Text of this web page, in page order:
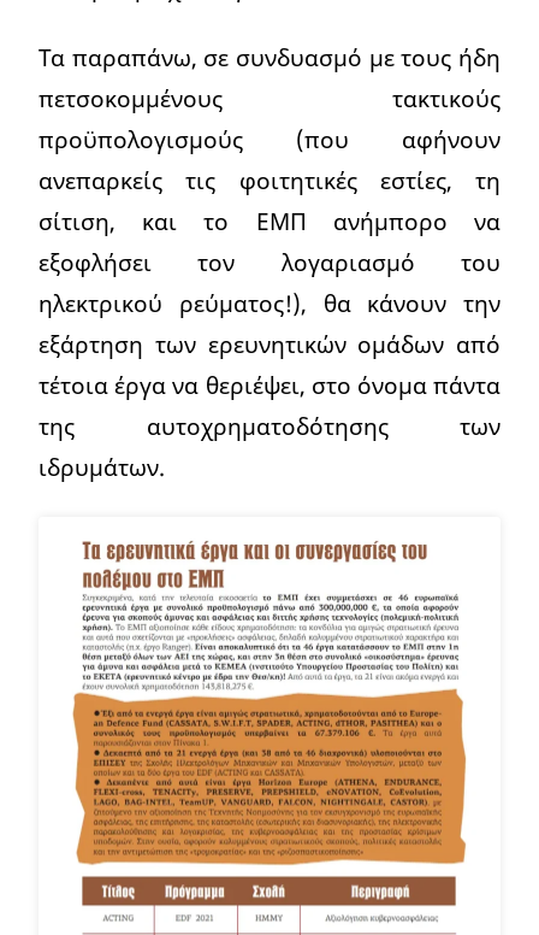
Τα παραπάνω, σε συνδυασμό με τους ήδη
πετσοκομμένους τακτικούς
προϋπολογισμούς (που αφήνουν
ανεπαρκείς τις φοιτητικές εστίες, τη
σίτιση, και το ΕΜΠ ανήμπορο να
εξοφλήσει τον λογαριασμό του
ηλεκτρικού ρεύματος!), θα κάνουν την
εξάρτηση των ερευνητικών ομάδων από
τέτοια έργα να θεριέψει, στο όνομα πάντα
της αυτοχρηματοδότησης των
ιδρυμάτων.